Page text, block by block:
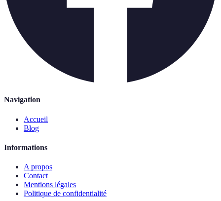
Navigation
Accueil
Blog
Informations
A propos
Contact
Mentions légales
Politique de confidentialité